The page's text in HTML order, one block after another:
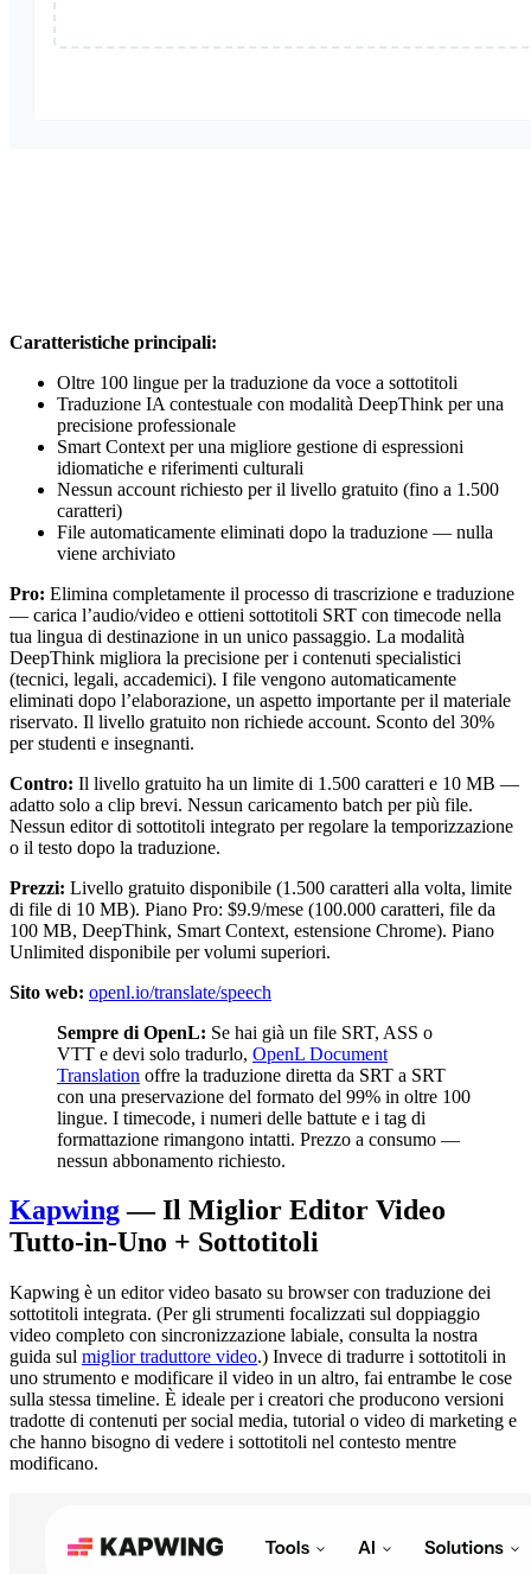
Caratteristiche principali:
Oltre 100 lingue per la traduzione da voce a sottotitoli
Traduzione IA contestuale con modalità DeepThink per una
precisione professionale
Smart Context per una migliore gestione di espressioni
idiomatiche e riferimenti culturali
Nessun account richiesto per il livello gratuito (fino a 1.500
caratteri)
File automaticamente eliminati dopo la traduzione — nulla
viene archiviato
Pro: Elimina completamente il processo di trascrizione e traduzione
— carica l’audio/video e ottieni sottotitoli SRT con timecode nella
tua lingua di destinazione in un unico passaggio. La modalità
DeepThink migliora la precisione per i contenuti specialistici
(tecnici, legali, accademici). I file vengono automaticamente
eliminati dopo l’elaborazione, un aspetto importante per il materiale
riservato. Il livello gratuito non richiede account. Sconto del 30%
per studenti e insegnanti.
Contro: Il livello gratuito ha un limite di 1.500 caratteri e 10 MB —
adatto solo a clip brevi. Nessun caricamento batch per più file.
Nessun editor di sottotitoli integrato per regolare la temporizzazione
o il testo dopo la traduzione.
Prezzi: Livello gratuito disponibile (1.500 caratteri alla volta, limite
di file di 10 MB). Piano Pro: $9.9/mese (100.000 caratteri, file da
100 MB, DeepThink, Smart Context, estensione Chrome). Piano
Unlimited disponibile per volumi superiori.
Sito web: openl.io/translate/speech
Sempre di OpenL: Se hai già un file SRT, ASS o
VTT e devi solo tradurlo, OpenL Document
Translation offre la traduzione diretta da SRT a SRT
con una preservazione del formato del 99% in oltre 100
lingue. I timecode, i numeri delle battute e i tag di
formattazione rimangono intatti. Prezzo a consumo —
nessun abbonamento richiesto.
Kapwing— Il Miglior Editor Video
Tutto-in-Uno + Sottotitoli
Kapwing è un editor video basato su browser con traduzione dei
sottotitoli integrata. (Per gli strumenti focalizzati sul doppiaggio
video completo con sincronizzazione labiale, consulta la nostra
guida sul miglior traduttore video.) Invece di tradurre i sottotitoli in
uno strumento e modificare il video in un altro, fai entrambe le cose
sulla stessa timeline. È ideale per i creatori che producono versioni
tradotte di contenuti per social media, tutorial o video di marketing e
che hanno bisogno di vedere i sottotitoli nel contesto mentre
modificano.